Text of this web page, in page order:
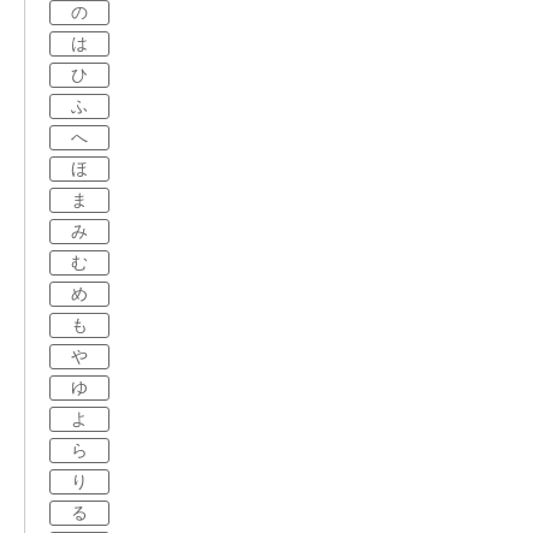
の
は
ひ
ふ
へ
ほ
ま
み
む
め
も
や
ゆ
よ
ら
り
る